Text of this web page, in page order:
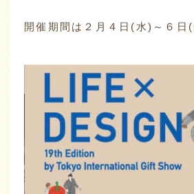
開催期間は２月４日(水)～６日(